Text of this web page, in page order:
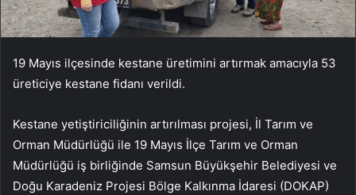
19 Mayıs ilçesinde kestane üretimini artırmak amacıyla 53
üreticiye kestane fidanı verildi.
Kestane yetiştiriciliğinin artırılması projesi, İl Tarım ve
Orman Müdürlüğü ile 19 Mayıs İlçe Tarım ve Orman
Müdürlüğü iş birliğinde Samsun Büyükşehir Belediyesi ve
Doğu Karadeniz Projesi Bölge Kalkınma İdaresi (DOKAP)